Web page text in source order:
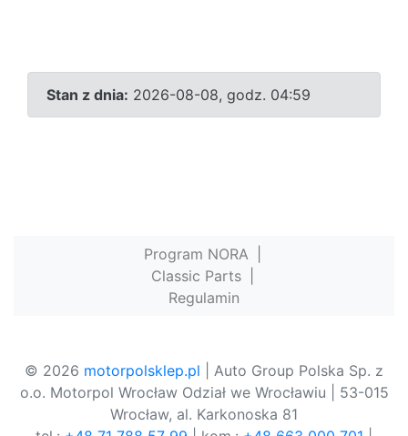
Stan z dnia: 2026-08-08, godz. 04:59
Program NORA
Classic Parts
Regulamin
© 2026 motorpolsklep.pl | Auto Group Polska Sp. z
o.o. Motorpol Wrocław Odział we Wrocławiu | 53-015
Wrocław, al. Karkonoska 81